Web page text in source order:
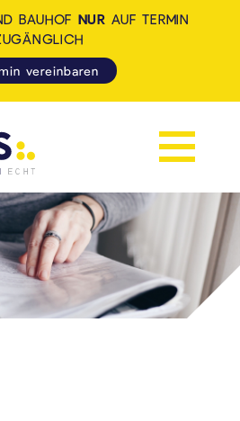
CALAMINE:
Navigation
BAUHOF NUR AUF TERMIN
vereinbaren